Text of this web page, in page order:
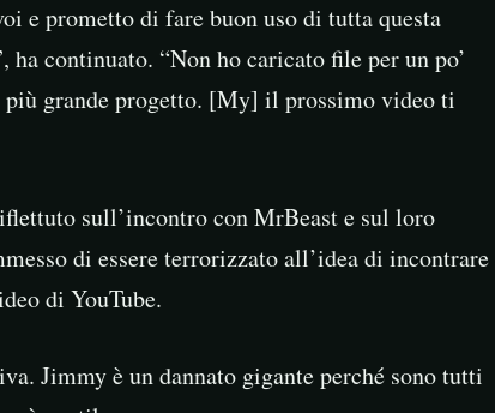
e prometto di fare buon uso di tutta questa
ha continuato. “Non ho caricato file per un po’
grande progetto. [My] il prossimo video ti
sull’incontro con MrBeast e sul loro
di essere terrorizzato all’idea di incontrare
di YouTube.
Jimmy è un dannato gigante perché sono tutti